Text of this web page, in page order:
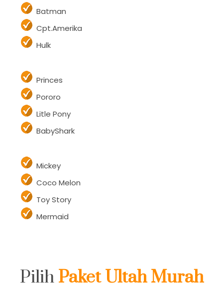
Batman
Cpt.Amerika
Hulk
Princes
Pororo
Litle Pony
BabyShark
Mickey
Coco Melon
Toy Story
Mermaid
Pilih Paket Ultah Murah